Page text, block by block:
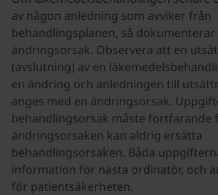
av någon anledning som avviker från
behandlingsplanen, så
ändringsorsak. Observera att en
(avslutning) av en
en ändring och anledningen till
anges med en ändringsorsak.
behandlingsorsak måste fortfarande
ändringsorsaken kan aldrig ersätta
behandlingsorsaken. Båda
information för nästa ordinatör, och
för patientsäkerheten.